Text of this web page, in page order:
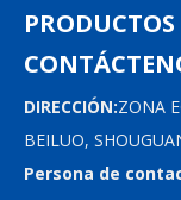
PRODUCTOS
DIRECCIÓN:ZONA
BEILUO,
Persona de